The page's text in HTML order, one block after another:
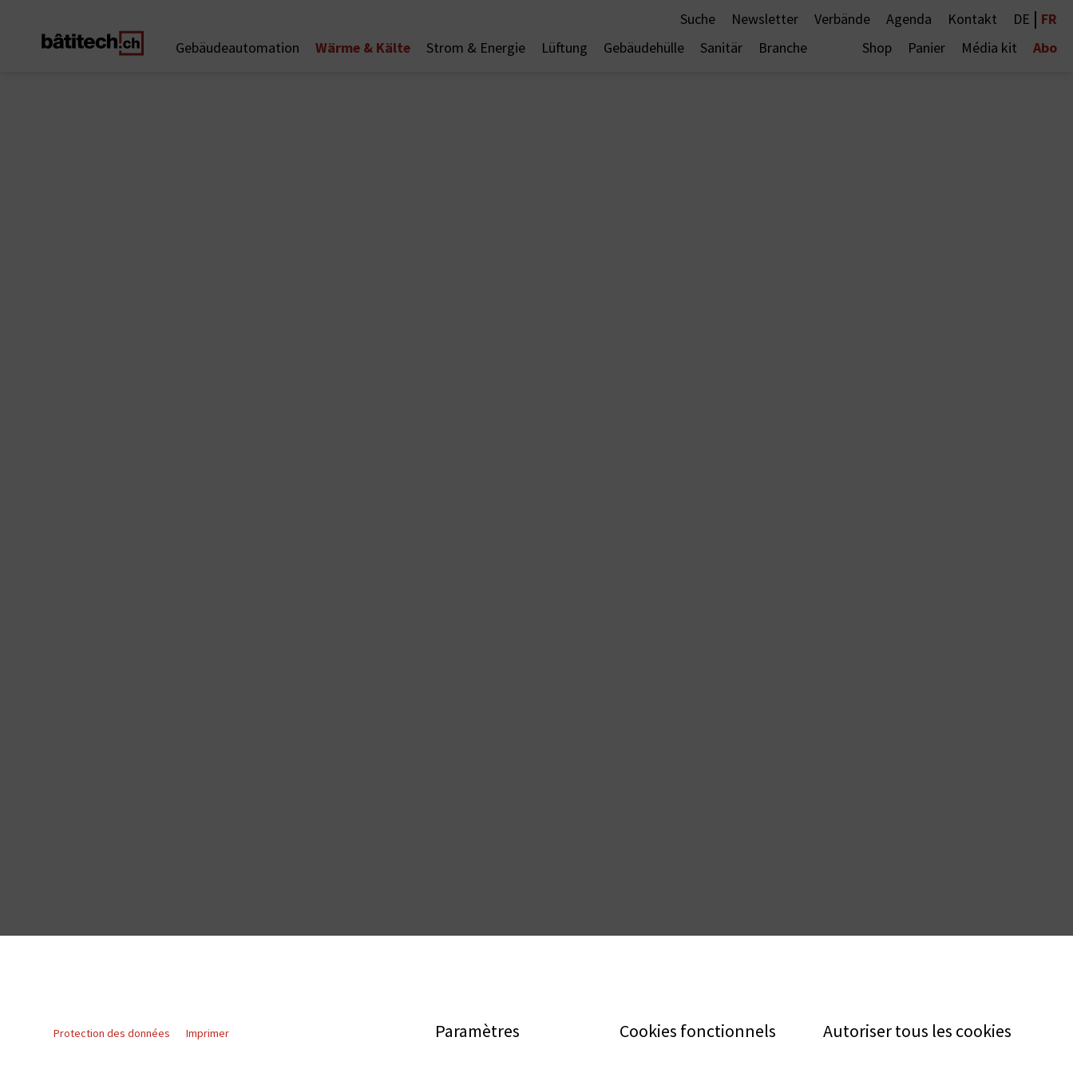
Suche Newsletter Verbände Agenda Kontakt DE | FR
Gebäudeautomation Wärme & Kälte Strom & Energie Lüftung Gebäudehülle Sanitär Branche Shop Panier Média kit Abo
Protection des données Imprimer Paramètres Cookies fonctionnels Autoriser tous les cookies